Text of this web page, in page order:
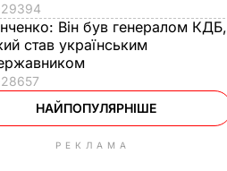
29394
Він був генералом КДБ,
став українським
28657
НАЙПОПУЛЯРНІШЕ
РЕКЛАМА